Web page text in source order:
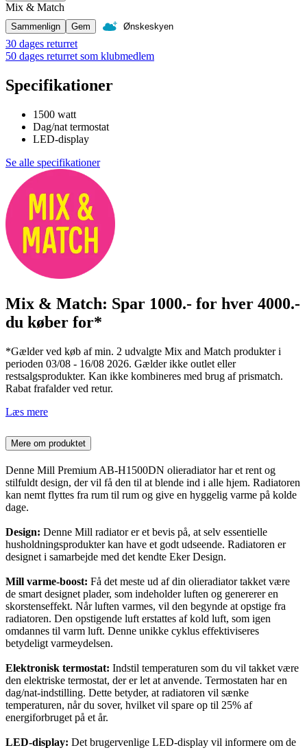
Mix & Match
Sammenlign Gem Ønskeskyen
30 dages returret
50 dages returret som klubmedlem
Specifikationer
1500 watt
Dag/nat termostat
LED-display
Se alle specifikationer
Mix & Match: Spar 1000.- for hver 4000.-
du køber for*
*Gælder ved køb af min. 2 udvalgte Mix and Match produkter i
perioden 03/08 - 16/08 2026. Gælder ikke outlet eller
restsalgsprodukter. Kan ikke kombineres med brug af prismatch.
Rabat frafalder ved retur.
Læs mere
Mere om produktet
Denne Mill Premium AB-H1500DN olieradiator har et rent og
stilfuldt design, der vil få den til at blende ind i alle hjem. Radiatoren
kan nemt flyttes fra rum til rum og give en hyggelig varme på kolde
dage.
Design: Denne Mill radiator er et bevis på, at selv essentielle
husholdningsprodukter kan have et godt udseende. Radiatoren er
designet i samarbejde med det kendte Eker Design.
Mill varme-boost: Få det meste ud af din olieradiator takket være
de smart designet plader, som indeholder luften og genererer en
skorstenseffekt. Når luften varmes, vil den begynde at opstige fra
radiatoren. Den opstigende luft erstattes af kold luft, som igen
omdannes til varm luft. Denne unikke cyklus effektiviseres
betydeligt varmeydelsen.
Elektronisk termostat: Indstil temperaturen som du vil takket være
den elektriske termostat, der er let at anvende. Termostaten har en
dag/nat-indstilling. Dette betyder, at radiatoren vil sænke
temperaturen, når du sover, hvilket vil spare op til 25% af
energiforbruget på et år.
LED-display: Det brugervenlige LED-display vil informere om de